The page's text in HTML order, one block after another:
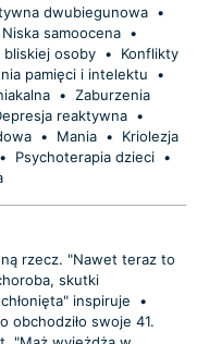
dwubiegunowa •
Niska samoocena •
bliskiej osoby •
Konflikty
pamięci i intelektu
•
• Zaburzenia
reaktywna •
• Mania •
Kriolezja
• Psychoterapia dzieci •
rzecz. "Nawet teraz to
skutki
inspiruje
•
obchodziło swoje 41.